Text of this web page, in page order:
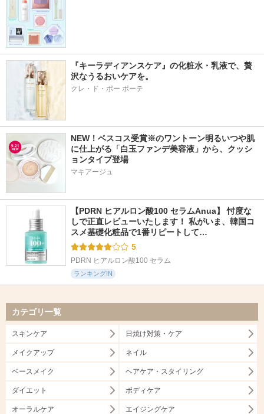
『キーラディアンスケア』の化粧水・乳液で、贅
沢なうるおいケアを。
クレ・ド・ポー ボーテ
NEW！ベスコス受賞※のワントーン明るいつや肌
に仕上がる「白玉ファンデ美容液」から、クッシ
ョンタイプ登場
マキアージュ
【PDRN ヒアルロン酸100 セラムAnua】 忖度な
しで正直レビューいたします！ 私がいま、韓国コ
スメ基礎化粧品で1番リピートして…
5
PDRN ヒアルロン酸100 セラム
ランキングIN
カテゴリ一覧
スキンケア 日焼け対策・ケア
メイクアップ ネイル
ベースメイク ヘアケア・スタイリング
ダイエット ボディケア
オーラルケア エイジングケア